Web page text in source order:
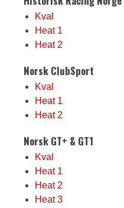
Kval
Heat 1
Heat 2
Norsk ClubSport
Kval
Heat 1
Heat 2
Norsk GT+ & GT1
Kval
Heat 1
Heat 2
Heat 3